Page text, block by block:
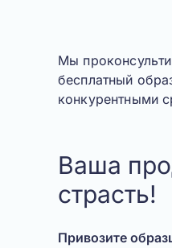
Мы
бесплатный
конкурентными
Ваша
страсть!
Привозите